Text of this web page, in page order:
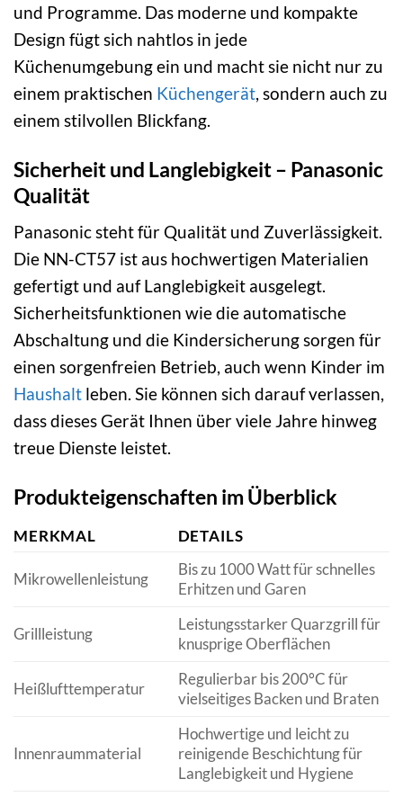
und Programme. Das moderne und kompakte
Design fügt sich nahtlos in jede
Küchenumgebung ein und macht sie nicht nur zu
einem praktischen Küchengerät, sondern auch zu
einem stilvollen Blickfang.
Sicherheit und Langlebigkeit – Panasonic
Qualität
Panasonic steht für Qualität und Zuverlässigkeit.
Die NN-CT57 ist aus hochwertigen Materialien
gefertigt und auf Langlebigkeit ausgelegt.
Sicherheitsfunktionen wie die automatische
Abschaltung und die Kindersicherung sorgen für
einen sorgenfreien Betrieb, auch wenn Kinder im
Haushalt leben. Sie können sich darauf verlassen,
dass dieses Gerät Ihnen über viele Jahre hinweg
treue Dienste leistet.
Produkteigenschaften im Überblick
MERKMAL DETAILS
Mikrowellenleistung
Bis zu 1000 Watt für schnelles
Erhitzen und Garen
Grillleistung
Leistungsstarker Quarzgrill für
knusprige Oberflächen
Heißlufttemperatur
Regulierbar bis 200°C für
vielseitiges Backen und Braten
Innenraummaterial
Hochwertige und leicht zu
reinigende Beschichtung für
Langlebigkeit und Hygiene